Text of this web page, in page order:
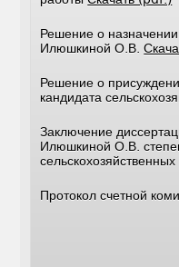
Решение о
Илюшкиной О.В.
Решение о
кандидата
Заключение
Илюшкиной О.В.
Протокол счетной